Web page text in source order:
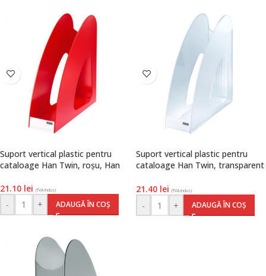
Suport vertical plastic pentru
cataloage Han Twin, roșu, Han
21.10 lei (TVA inclus)
- + ADAUGĂ ÎN COȘ
Suport vertical plastic pentru
cataloage Han Twin, transparent
21.40 lei (TVA inclus)
- + ADAUGĂ ÎN COȘ